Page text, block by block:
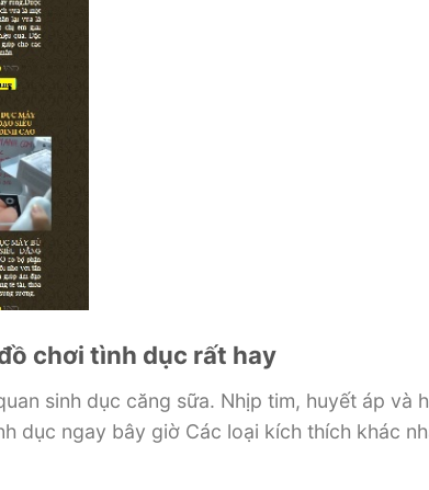
chơi tình dục rất hay
sinh dục căng sữa. Nhịp tim, huyết áp và
dục ngay bây giờ Các loại kích thích khác